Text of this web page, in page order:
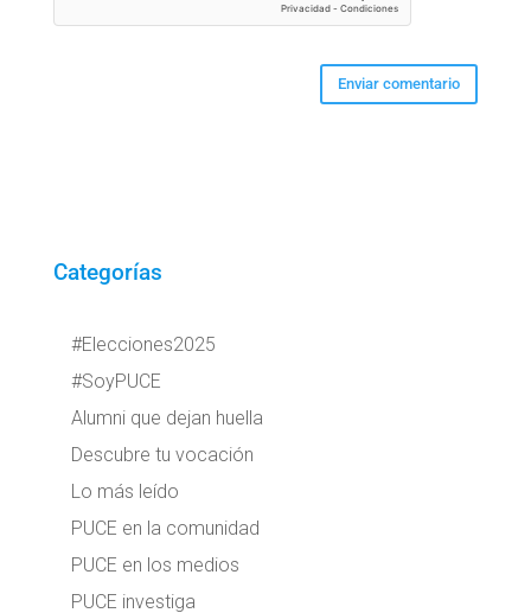
Categorías
#Elecciones2025
#SoyPUCE
Alumni que dejan huella
Descubre tu vocación
Lo más leído
PUCE en la comunidad
PUCE en los medios
PUCE investiga